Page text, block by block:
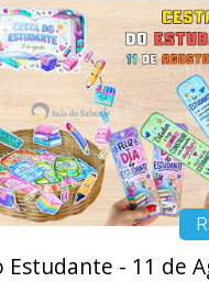
Estudante - 11 de